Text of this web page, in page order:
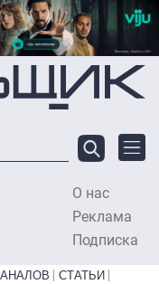
О нас
Реклама
Подписка
СТАТЬИ